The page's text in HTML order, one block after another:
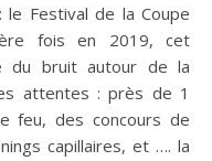
Festival de la Coupe
fois en 2019, cet
du bruit autour de la
attentes : près de 1
feu, des concours de
capillaires, et …. la